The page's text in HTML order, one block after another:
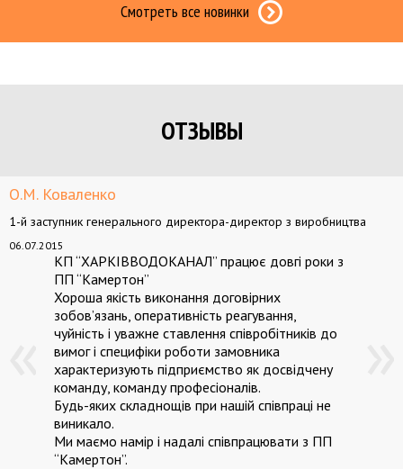
Смотреть все новинки
ОТЗЫВЫ
О.М. Коваленко
1-й заступник генерального директора-директор з виробництва
06.07.2015
КП “ХАРКІВВОДОКАНАЛ” працює довгі роки з
ПП “Камертон”
Хороша якість виконання договірних
зобов’язань, оперативність реагування,
чуйність і уважне ставлення співробітників до
вимог і специфіки роботи замовника
характеризують підприємство як досвідчену
команду, команду професіоналів.
Будь-яких складнощів при нашій співпраці не
виникало.
Ми маємо намір і надалі співпрацювати з ПП
“Камертон”.